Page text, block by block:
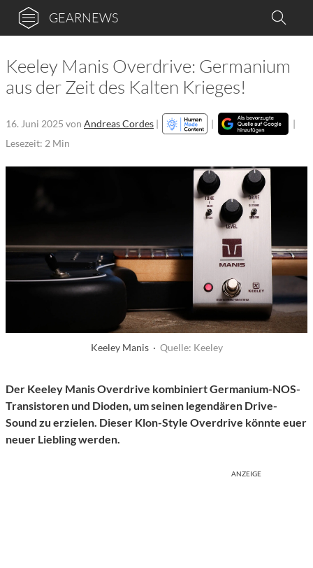
GEARNEWS
Keeley Manis Overdrive: Germanium
aus der Zeit des Kalten Krieges!
16. Juni 2025 von Andreas Cordes | |
|
Lesezeit: 2 Min
Keeley Manis · Quelle: Keeley
Der Keeley Manis Overdrive kombiniert Germanium-NOS-
Transistoren und Dioden, um seinen legendären Drive-
Sound zu erzielen. Dieser Klon-Style Overdrive könnte euer
neuer Liebling werden.
ANZEIGE